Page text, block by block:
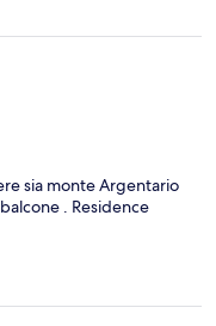
sia monte Argentario
. Residence